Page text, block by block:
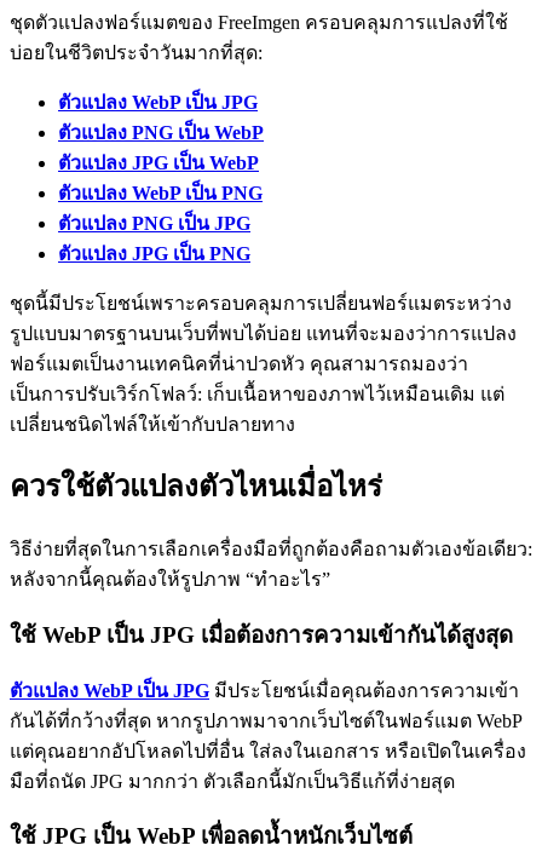
ชุดตัวแปลงฟอร์แมตของ FreeImgen ครอบคลุมการแปลงที่ใช้
บ่อยในชีวิตประจำวันมากที่สุด:
ตัวแปลง WebP เป็น JPG
ตัวแปลง PNG เป็น WebP
ตัวแปลง JPG เป็น WebP
ตัวแปลง WebP เป็น PNG
ตัวแปลง PNG เป็น JPG
ตัวแปลง JPG เป็น PNG
ชุดนี้มีประโยชน์เพราะครอบคลุมการเปลี่ยนฟอร์แมตระหว่าง
รูปแบบมาตรฐานบนเว็บที่พบได้บ่อย แทนที่จะมองว่าการแปลง
ฟอร์แมตเป็นงานเทคนิคที่น่าปวดหัว คุณสามารถมองว่า
เป็นการปรับเวิร์กโฟลว์: เก็บเนื้อหาของภาพไว้เหมือนเดิม แต่
เปลี่ยนชนิดไฟล์ให้เข้ากับปลายทาง
ควรใช้ตัวแปลงตัวไหนเมื่อไหร่
วิธีง่ายที่สุดในการเลือกเครื่องมือที่ถูกต้องคือถามตัวเองข้อเดียว:
หลังจากนี้คุณต้องให้รูปภาพ “ทำอะไร”
ใช้ WebP เป็น JPG เมื่อต้องการความเข้ากันได้สูงสุด
ตัวแปลง WebP เป็น JPG มีประโยชน์เมื่อคุณต้องการความเข้า
กันได้ที่กว้างที่สุด หากรูปภาพมาจากเว็บไซต์ในฟอร์แมต WebP
แต่คุณอยากอัปโหลดไปที่อื่น ใส่ลงในเอกสาร หรือเปิดในเครื่อง
มือที่ถนัด JPG มากกว่า ตัวเลือกนี้มักเป็นวิธีแก้ที่ง่ายสุด
ใช้ JPG เป็น WebP เพื่อลดน้ำหนักเว็บไซต์